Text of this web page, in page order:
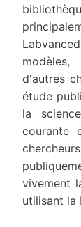
d'autres
étude
la
courante
vivement
utilisant la